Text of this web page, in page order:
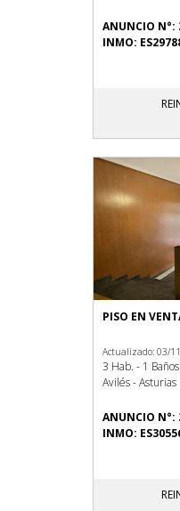
ANUNCIO N°:
INMO:
PISO EN
Actualizado: 03/
3 Hab. - 1 Baños
Avilés - Asturias
ANUNCIO N°:
INMO: